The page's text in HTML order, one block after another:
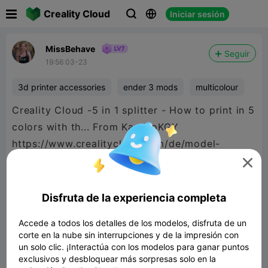
Creality Cloud   Iniciar sesión
MissBehave
19:56 03-23
Seguir
3d printer accessories ender 3 mods multicolour
Creality Cloud -5 in 1 splitter - How to print in 5
colors with th... From KaminoKGY
https://www.crealitycloud.com/de/model-
@KaminoKGY

Disfruta de la experiencia completa
Accede a todos los detalles de los modelos, disfruta de un
corte en la nube sin interrupciones y de la impresión con
un solo clic. ¡Interactúa con los modelos para ganar puntos
exclusivos y desbloquear más sorpresas solo en la